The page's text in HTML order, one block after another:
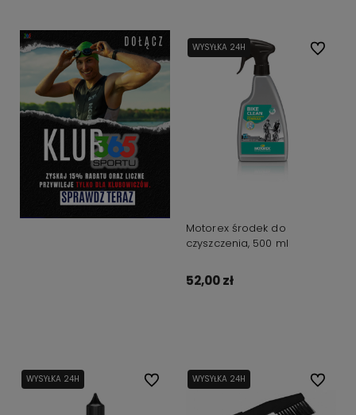
WYSYŁKA 24H
Motorex środek do
czyszczenia, 500 ml
52,00 zł
Do
WYSYŁKA 24H Do ulubionychWYSYŁKA 24H Do